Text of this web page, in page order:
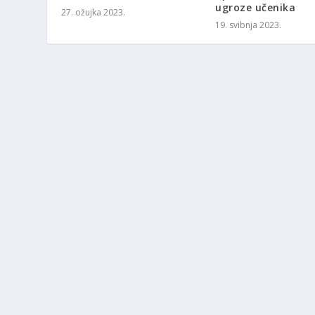
27. ožujka 2023.
ugroze učenika
19. svibnja 2023.